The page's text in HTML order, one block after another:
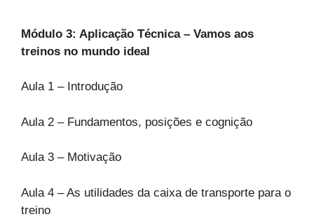
Módulo 3: Aplicação Técnica – Vamos aos
treinos no mundo ideal
Aula 1 – Introdução
Aula 2 – Fundamentos, posições e cognição
Aula 3 – Motivação
Aula 4 – As utilidades da caixa de transporte para o
treino